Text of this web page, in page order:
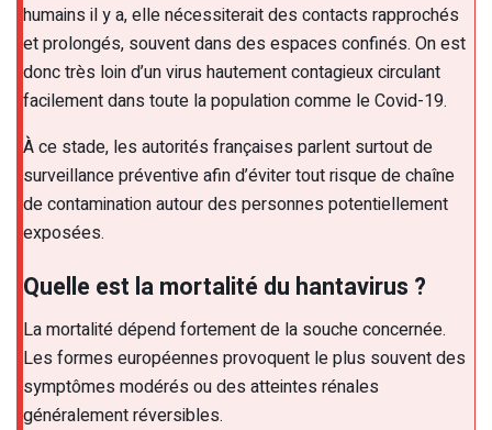
humains il y a, elle nécessiterait des contacts rapprochés
et prolongés, souvent dans des espaces confinés. On est
donc très loin d’un virus hautement contagieux circulant
facilement dans toute la population comme le Covid-19.
À ce stade, les autorités françaises parlent surtout de
surveillance préventive afin d’éviter tout risque de chaîne
de contamination autour des personnes potentiellement
exposées.
Quelle est la mortalité du hantavirus ?
La mortalité dépend fortement de la souche concernée.
Les formes européennes provoquent le plus souvent des
symptômes modérés ou des atteintes rénales
généralement réversibles.